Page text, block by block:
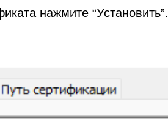
нажмите “Установить”.